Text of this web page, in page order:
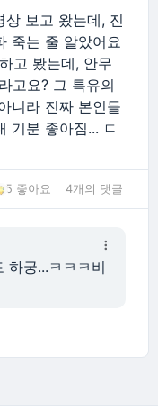
상 보고 왔는데, 진
죽는 줄 알았어요
고 봤는데, 안무
고요? 그 특유의
니라 진짜 본인들
기분 좋아짐... ㄷ
5 좋아요 4개의 댓글
하궁...ㅋㅋㅋ비